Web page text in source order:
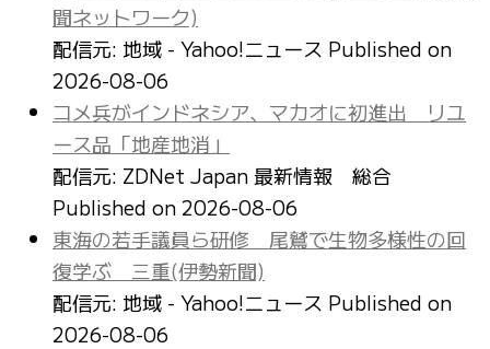
聞ネットワーク)
配信元: 地域 - Yahoo!ニュース Published on
2026-08-06
コメ兵がインドネシア、マカオに初進出 リユ
ース品「地産地消」
配信元: ZDNet Japan 最新情報 総合
Published on 2026-08-06
東海の若手議員ら研修 尾鷲で生物多様性の回
復学ぶ 三重(伊勢新聞)
配信元: 地域 - Yahoo!ニュース Published on
2026-08-06